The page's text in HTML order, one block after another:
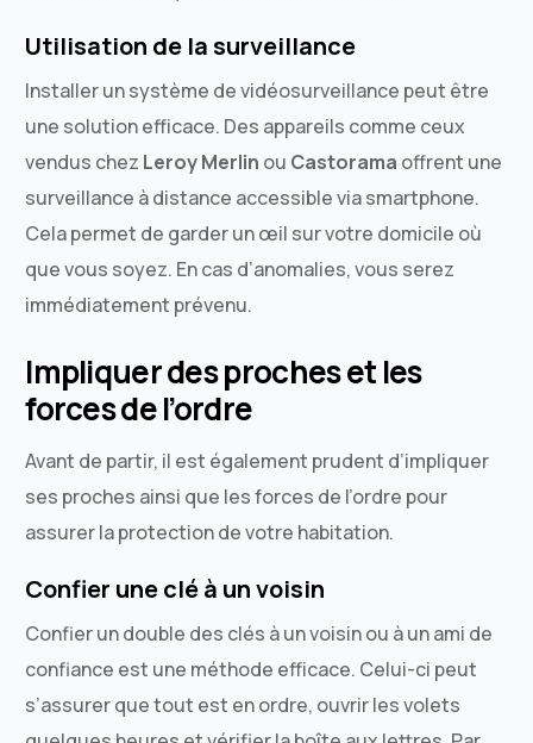
Utilisation de la surveillance
Installer un système de vidéosurveillance peut être
une solution efficace. Des appareils comme ceux
vendus chez Leroy Merlin ou Castorama offrent une
surveillance à distance accessible via smartphone.
Cela permet de garder un œil sur votre domicile où
que vous soyez. En cas d’anomalies, vous serez
immédiatement prévenu.
Impliquer des proches et les
forces de l’ordre
Avant de partir, il est également prudent d’impliquer
ses proches ainsi que les forces de l’ordre pour
assurer la protection de votre habitation.
Confier une clé à un voisin
Confier un double des clés à un voisin ou à un ami de
confiance est une méthode efficace. Celui-ci peut
s’assurer que tout est en ordre, ouvrir les volets